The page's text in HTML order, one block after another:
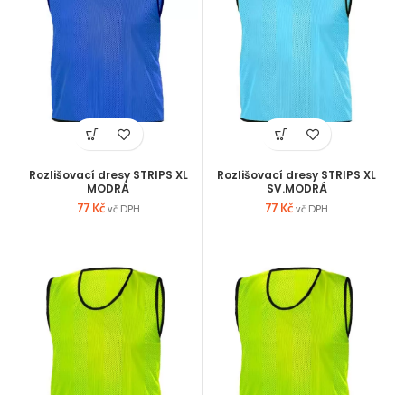
Rozlišovací dresy STRIPS XL
MODRÁ
77Kč vč DPH
Rozlišovací dresy STRIPS XL
SV.MODRÁ
77Kč vč DPH